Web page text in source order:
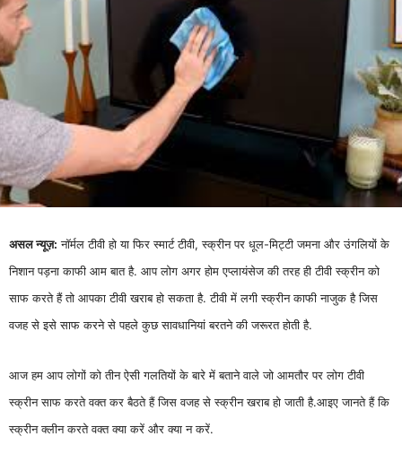
असल न्यूज़: नॉर्मल टीवी हो या फिर स्मार्ट टीवी, स्क्रीन पर धूल-मिट्टी जमना और उंगलियों के
निशान पड़ना काफी आम बात है. आप लोग अगर होम एप्लायंसेज की तरह ही टीवी स्क्रीन को
साफ करते हैं तो आपका टीवी खराब हो सकता है. टीवी में लगी स्क्रीन काफी नाजुक है जिस
वजह से इसे साफ करने से पहले कुछ सावधानियां बरतने की जरूरत होती है.
आज हम आप लोगों को तीन ऐसी गलतियों के बारे में बताने वाले जो आमतौर पर लोग टीवी
स्क्रीन साफ करते वक्त कर बैठते हैं जिस वजह से स्क्रीन खराब हो जाती है.आइए जानते हैं कि
स्क्रीन क्लीन करते वक्त क्या करें और क्या न करें.